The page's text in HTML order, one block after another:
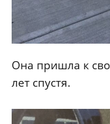
Она пришла к
лет спустя.